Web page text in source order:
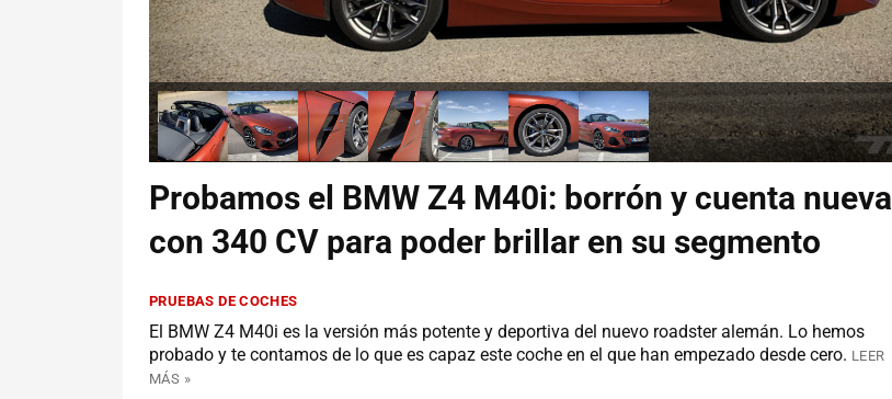
Probamos el BMW Z4 M40i: borrón y cuenta nueva
con 340 CV para poder brillar en su segmento
PRUEBAS DE COCHES
El BMW Z4 M40i es la versión más potente y deportiva del nuevo roadster alemán. Lo hemos
probado y te contamos de lo que es capaz este coche en el que han empezado desde cero. LEER
MÁS »